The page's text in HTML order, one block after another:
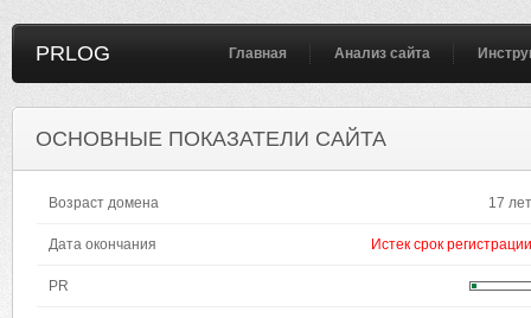
PRLOG Главная Анализ сайта
ОСНОВНЫЕ ПОКАЗАТЕЛИ САЙТА
Возраст домена 17 лет
Дата окончания Истек срок регистрации
PR